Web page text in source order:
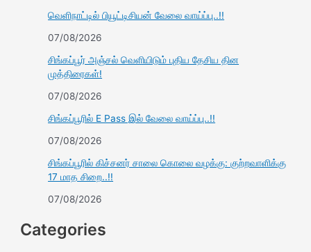
வெளிநாட்டில் பியூட்டிசியன் வேலை வாய்ப்பு..!!
07/08/2026
சிங்கப்பூர் அஞ்சல் வெளியிடும் புதிய தேசிய தின
முத்திரைகள்!
07/08/2026
சிங்கப்பூரில் E Pass இல் வேலை வாய்ப்பு..!!
07/08/2026
சிங்கப்பூரில் கிச்சனர் சாலை கொலை வழக்கு: குற்றவாளிக்கு
17 மாத சிறை..!!
07/08/2026
Categories